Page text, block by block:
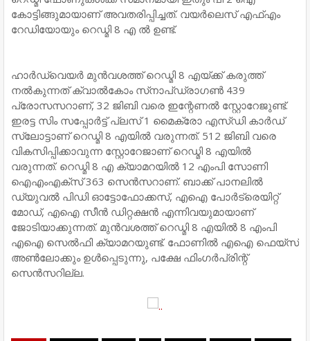
കോട്ടിങ്ങുമായാണ് അവതരിപ്പിച്ചത്. വയർലെസ് എഫ്എം
റേഡിയോയും റെഡ്മി 8 എ ൽ ഉണ്ട്.
ഹാർഡ്‌വെയർ മുൻവശത്ത് റെഡ്മി 8 എയ്ക്ക് കരുത്ത്
നൽകുന്നത് ക്വാൽകോം സ്‌നാപ്ഡ്രാഗൺ 439
പ്രോസസറാണ്, 32 ജിബി വരെ ഇന്റേണൽ സ്റ്റോറേജുണ്ട്.
ഇരട്ട സിം സപ്പോർട്ട് പ്ലസ് 1 മൈക്രോ എസ്ഡി കാർഡ്
സ്ലോട്ടാണ് റെഡ്മി 8 എയിൽ വരുന്നത്. 512 ജിബി വരെ
വികസിപ്പിക്കാവുന്ന സ്റ്റോറേജാണ് റെഡ്മി 8 എയിൽ
വരുന്നത്. റെഡ്മി 8 എ ക്യാമറയിൽ 12 എംപി സോണി
ഐഎംഎക്സ് 363 സെൻസറാണ്. ബാക്ക് പാനലിൽ
ഡ്യുവൽ പിഡി ഓട്ടോഫോക്കസ്, എഐ പോർട്രെയിറ്റ്
മോഡ്, എഐ സീൻ ഡിറ്റക്ഷൻ എന്നിവയുമായാണ്
ജോടിയാക്കുന്നത്. മുൻവശത്ത് റെഡ്മി 8 എയിൽ 8 എംപി
എഐ സെൽഫി ക്യാമറയുണ്ട്. ഫോണിൽ എഐ ഫെയ്‌സ്
അൺലോക്കും ഉൾപ്പെടുന്നു, പക്ഷേ ഫിംഗർപ്രിന്റ്
സെൻസറില്ല.